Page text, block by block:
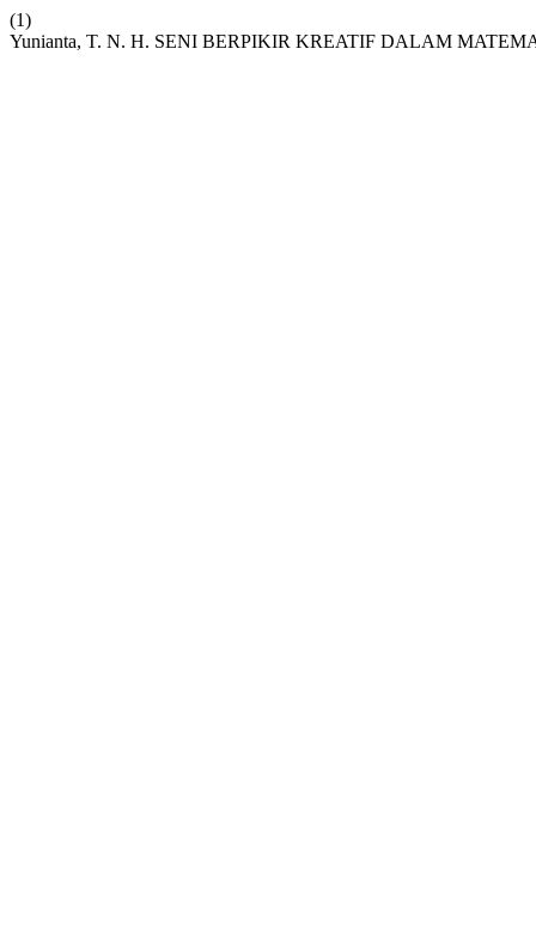
(1)
Yunianta, T. N. H. SENI BERPIKIR KREATIF DALAM